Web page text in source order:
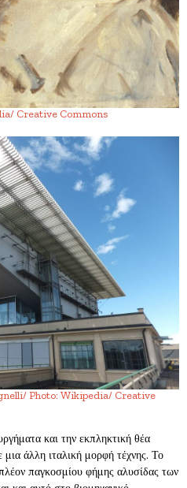
Creative Commons
Photo: Wikipedia/ Creative
και την εκπληκτική θέα
άλλη ιταλική μορφή τέχνης. Το
παγκοσμίου φήμης αλυσίδας των